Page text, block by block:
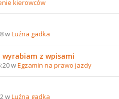
kierowców
wLuźna gadka
wyrabiam z wpisami
wEgzamin na prawo jazdy
wLuźna gadka